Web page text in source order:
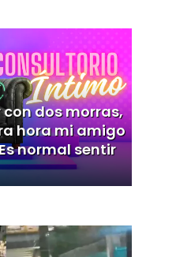
dos morras,
hora mi amigo
normal sentir